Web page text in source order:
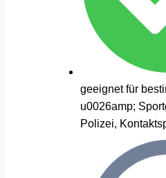
geeignet für
u0026amp;
Polizei,